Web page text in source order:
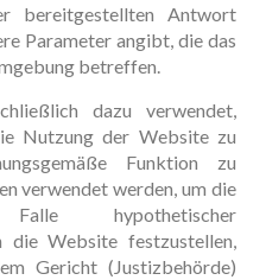
bereitgestellten Antwort
Parameter angibt, die das
betreffen.
dazu verwendet,
Nutzung der Website zu
Funktion zu
verwendet werden, um die
hypothetischer
die Website festzustellen,
Gericht (Justizbehörde)